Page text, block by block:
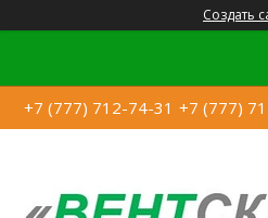
Создать
+7 (777) 712-74-31 +7 (777)